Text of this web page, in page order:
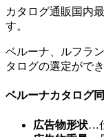
カタログ通販国内
す。
ベルーナ、ルフラ
タログの選定ができ
ベルーナカタログ
広告物形状…